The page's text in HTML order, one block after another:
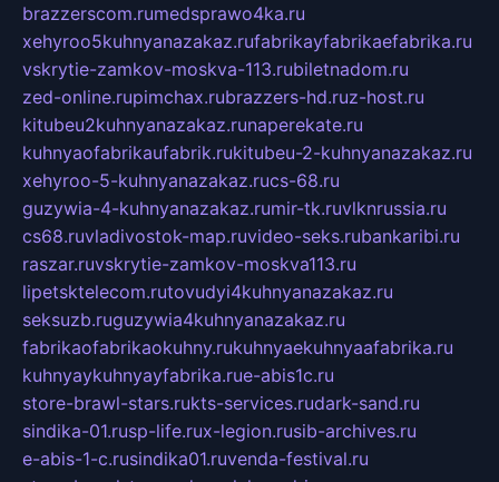
brazzerscom.rumedsprawo4ka.ru
xehyroo5kuhnyanazakaz.rufabrikayfabrikaefabrika.ru
vskrytie-zamkov-moskva-113.rubiletnadom.ru
zed-online.rupimchax.rubrazzers-hd.ruz-host.ru
kitubeu2kuhnyanazakaz.runaperekate.ru
kuhnyaofabrikaufabrik.rukitubeu-2-kuhnyanazakaz.ru
xehyroo-5-kuhnyanazakaz.rucs-68.ru
guzywia-4-kuhnyanazakaz.rumir-tk.ruvlknrussia.ru
cs68.ruvladivostok-map.ruvideo-seks.rubankaribi.ru
raszar.ruvskrytie-zamkov-moskva113.ru
lipetsktelecom.rutovudyi4kuhnyanazakaz.ru
seksuzb.ruguzywia4kuhnyanazakaz.ru
fabrikaofabrikaokuhny.rukuhnyaekuhnyaafabrika.ru
kuhnyaykuhnyayfabrika.rue-abis1c.ru
store-brawl-stars.rukts-services.rudark-sand.ru
sindika-01.rusp-life.rux-legion.rusib-archives.ru
e-abis-1-c.rusindika01.ruvenda-festival.ru